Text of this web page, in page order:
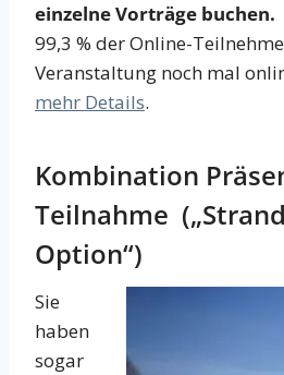
einzelne Vorträge buchen.
99,3 % der Online-
Veranstaltung noch mal
mehr Details.
Kombination
Teilnahme
Option“)
Sie
haben
sogar